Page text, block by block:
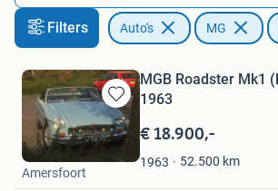
Filters Auto's MG
Bewaren
in
Mijn
Favorieten
MGB Roadster Mk1
1963
€ 18.900,-
1963 52.500 km
Freek
Amersfoort